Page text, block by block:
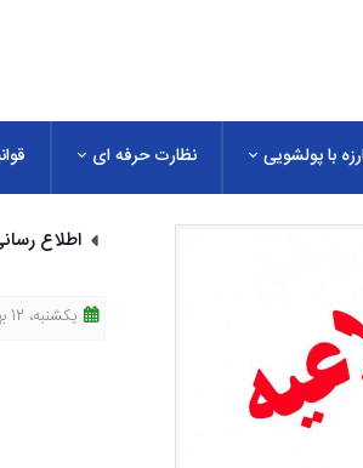
با پولشویی نظارت حرفه ای
اطلاع
یکشنبه، 12 بهمن 1404 |